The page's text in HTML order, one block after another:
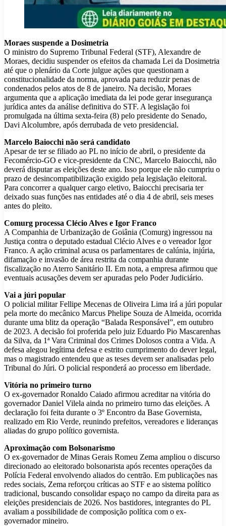
Moraes suspende a Dosimetria
O ministro do Supremo Tribunal Federal (STF), Alexandre de
Moraes, decidiu suspender os efeitos da chamada Lei da Dosimetria
até que o plenário da Corte julgue ações que questionam a
constitucionalidade da norma, aprovada para reduzir penas de
condenados pelos atos de 8 de janeiro. Na decisão, Moraes
argumenta que a aplicação imediata da lei pode gerar insegurança
jurídica antes da análise definitiva do STF. A legislação foi
promulgada na última sexta-feira (8) pelo presidente do Senado,
Davi Alcolumbre, após derrubada de veto presidencial.
Marcelo Baiocchi não será candidato
Apesar de ter se filiado ao PL no início de abril, o presidente da
Fecomércio-GO e vice-presidente da CNC, Marcelo Baiocchi, não
deverá disputar as eleições deste ano. Isso porque ele não cumpriu o
prazo de desincompatibilização exigido pela legislação eleitoral.
Para concorrer a qualquer cargo eletivo, Baiocchi precisaria ter
deixado suas funções nas entidades até o dia 4 de abril, seis meses
antes do pleito.
Comurg processa Clécio Alves e Igor Franco
A Companhia de Urbanização de Goiânia (Comurg) ingressou na
Justiça contra o deputado estadual Clécio Alves e o vereador Igor
Franco. A ação criminal acusa os parlamentares de calúnia, injúria,
difamação e invasão de área restrita da companhia durante
fiscalização no Aterro Sanitário II. Em nota, a empresa afirmou que
eventuais acusações devem ser apuradas pelo Poder Judiciário.
Vai a júri popular
O policial militar Fellipe Mecenas de Oliveira Lima irá a júri popular
pela morte do mecânico Marcus Phelipe Souza de Almeida, ocorrida
durante uma blitz da operação “Balada Responsável”, em outubro
de 2023. A decisão foi proferida pelo juiz Eduardo Pio Mascarenhas
da Silva, da 1ª Vara Criminal dos Crimes Dolosos contra a Vida. A
defesa alegou legítima defesa e estrito cumprimento do dever legal,
mas o magistrado entendeu que as teses devem ser analisadas pelo
Tribunal do Júri. O policial responderá ao processo em liberdade.
Vitória no primeiro turno
O ex-governador Ronaldo Caiado afirmou acreditar na vitória do
governador Daniel Vilela ainda no primeiro turno das eleições. A
declaração foi feita durante o 3º Encontro da Base Governista,
realizado em Rio Verde, reunindo prefeitos, vereadores e lideranças
aliadas do grupo político governista.
Aproximação com Bolsonarismo
O ex-governador de Minas Gerais Romeu Zema ampliou o discurso
direcionado ao eleitorado bolsonarista após recentes operações da
Polícia Federal envolvendo aliados do centrão. Em publicações nas
redes sociais, Zema reforçou críticas ao STF e ao sistema político
tradicional, buscando consolidar espaço no campo da direita para as
eleições presidenciais de 2026. Nos bastidores, integrantes do PL
avaliam a possibilidade de composição política com o ex-
governador mineiro.